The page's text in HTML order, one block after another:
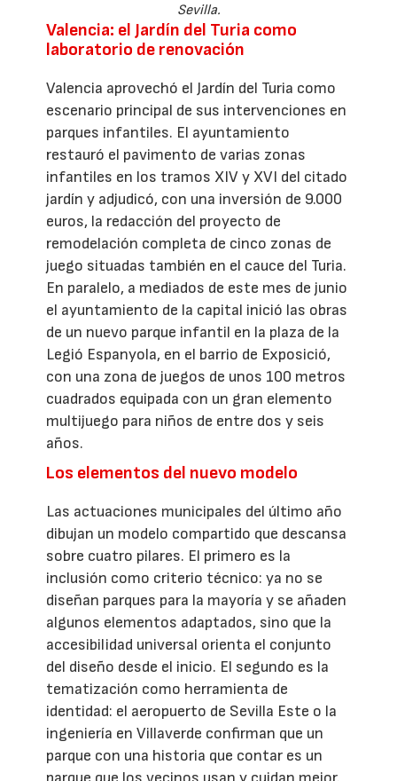
Sevilla.
Valencia: el Jardín del Turia como
laboratorio de renovación
Valencia aprovechó el Jardín del Turia como
escenario principal de sus intervenciones en
parques infantiles. El ayuntamiento
restauró el pavimento de varias zonas
infantiles en los tramos XIV y XVI del citado
jardín y adjudicó, con una inversión de 9.000
euros, la redacción del proyecto de
remodelación completa de cinco zonas de
juego situadas también en el cauce del Turia.
En paralelo, a mediados de este mes de junio
el ayuntamiento de la capital inició las obras
de un nuevo parque infantil en la plaza de la
Legió Espanyola, en el barrio de Exposició,
con una zona de juegos de unos 100 metros
cuadrados equipada con un gran elemento
multijuego para niños de entre dos y seis
años.
Los elementos del nuevo modelo
Las actuaciones municipales del último año
dibujan un modelo compartido que descansa
sobre cuatro pilares. El primero es la
inclusión como criterio técnico: ya no se
diseñan parques para la mayoría y se añaden
algunos elementos adaptados, sino que la
accesibilidad universal orienta el conjunto
del diseño desde el inicio. El segundo es la
tematización como herramienta de
identidad: el aeropuerto de Sevilla Este o la
ingeniería en Villaverde confirman que un
parque con una historia que contar es un